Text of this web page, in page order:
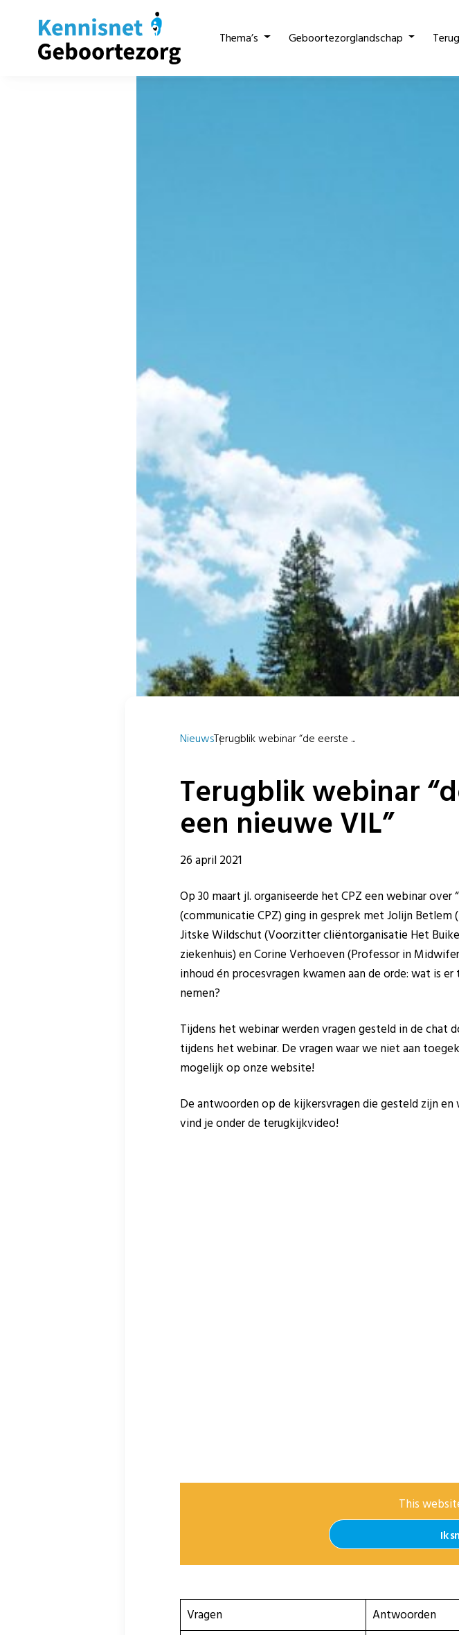
Thema’s Geboortezorglandschap
NieuwsTerugblik webinar “de eerste ...
Terugblik webinar
een nieuwe VIL”
26 april 2021
Op 30 maart jl. organiseerde het CPZ een webinar
(communicatie CPZ) ging in gesprek met Jolijn
Jitske Wildschut (Voorzitter cliëntorganisatie Het
ziekenhuis) en Corine Verhoeven (Professor in
inhoud én procesvragen kwamen aan de orde: wat is
nemen?
Tijdens het webinar werden vragen gesteld in de chat
tijdens het webinar. De vragen waar we niet aan
mogelijk op onze website!
De antwoorden op de kijkersvragen die gesteld zijn
vind je onder de terugkijkvideo!
This
Ik
Vragen
Antwoorden